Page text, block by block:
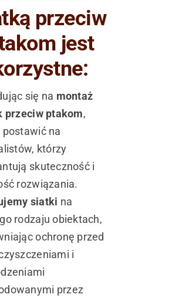
przeciw
jest
się na montaż
przeciw ptakom,
na
którzy
skuteczność i
rozwiązania.
siatki na
rodzaju obiektach,
ochronę przed
i
przez